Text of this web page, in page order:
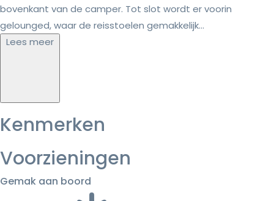
bovenkant van de camper. Tot slot wordt er voorin
gelounged, waar de reisstoelen gemakkelijk...
Lees meer
Kenmerken
Voorzieningen
Gemak aan boord